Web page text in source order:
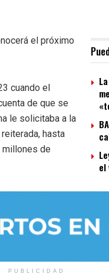
el
el próximo
cuando el
de que se
le solicitaba a la
hasta
millones de
PUBLICIDAD